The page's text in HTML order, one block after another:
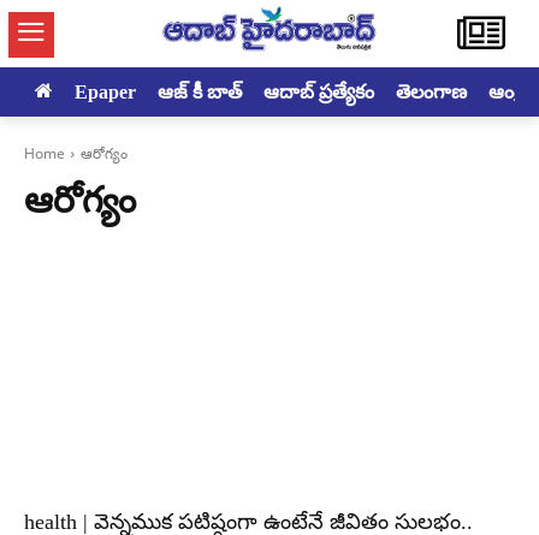
Epaper ఆజ్ కీ బాత్ ఆదాబ్ ప్రత్యేకం తెలంగాణ
Home ఆరోగ్యం
ఆరోగ్యం
health | వెన్నముక పటిష్ఠంగా ఉంటేనే జీవితం సులభం..